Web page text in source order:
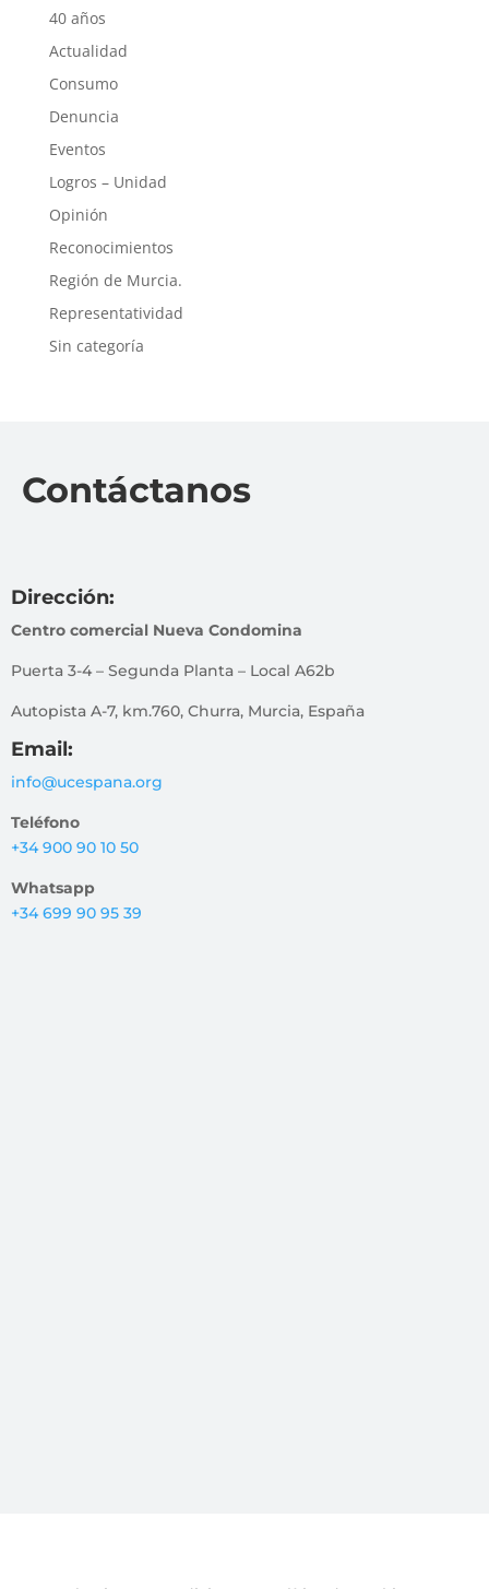
40 años
Actualidad
Consumo
Denuncia
Eventos
Logros – Unidad
Opinión
Reconocimientos
Región de Murcia.
Representatividad
Sin categoría
Contáctanos
Dirección:
Centro comercial Nueva Condomina
Puerta 3-4 – Segunda Planta – Local A62b
Autopista A-7, km.760, Churra, Murcia, España
Email:
info@ucespana.org
Teléfono
+34 900 90 10 50
Whatsapp
+34 699 90 95 39